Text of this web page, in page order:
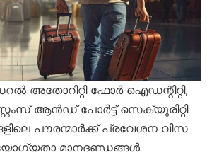
ഫോർ ഐഡന്റിറ്റി,
ആൻഡ് പോർട്ട് സെക്യൂരിറ്റി
പൗരന്മാർക്ക് പ്രവേശന വിസ
യോഗ്യതാ മാനദണ്ഡങ്ങൾ